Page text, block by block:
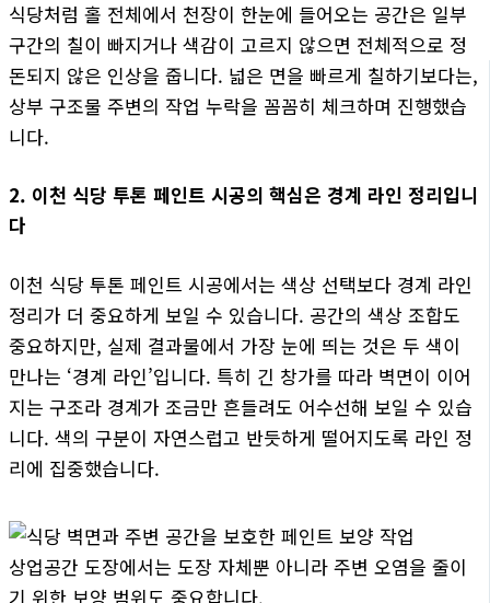
식당처럼 홀 전체에서 천장이 한눈에 들어오는 공간은 일부
구간의 칠이 빠지거나 색감이 고르지 않으면 전체적으로 정
돈되지 않은 인상을 줍니다. 넓은 면을 빠르게 칠하기보다는,
상부 구조물 주변의 작업 누락을 꼼꼼히 체크하며 진행했습
니다.
2. 이천 식당 투톤 페인트 시공의 핵심은 경계 라인 정리입니
다
이천 식당 투톤 페인트 시공에서는 색상 선택보다 경계 라인
정리가 더 중요하게 보일 수 있습니다. 공간의 색상 조합도
중요하지만, 실제 결과물에서 가장 눈에 띄는 것은 두 색이
만나는 ‘경계 라인’입니다. 특히 긴 창가를 따라 벽면이 이어
지는 구조라 경계가 조금만 흔들려도 어수선해 보일 수 있습
니다. 색의 구분이 자연스럽고 반듯하게 떨어지도록 라인 정
리에 집중했습니다.
상업공간 도장에서는 도장 자체뿐 아니라 주변 오염을 줄이
기 위한 보양 범위도 중요합니다.